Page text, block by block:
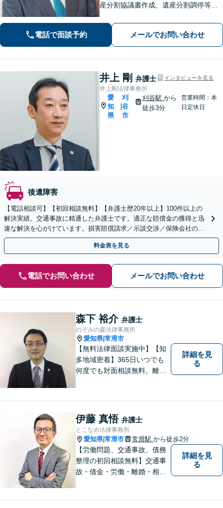
産分割協議書作成、遺産分割調停等を
税理士・社労士がいます】不当解雇・
未払い残業代・就業規則の整備など対
応【当日/夜間/土日対応可】
電話で面談予約 メールでお問い合わせ
井上 剛 弁護士 インタビューを見る
井上剛法律事務所
愛
知
県
刈
谷
市
刈谷駅から
徒歩3分
営業時間：本
日定休日
後遺障害
【電話相談可】【初回相談無料】【弁護士歴20年以上】100件以上の
解決実績。交通事故に精通した弁護士です。適正な賠償金の獲得と迅
速な解決を心がけています。損害賠償請求／示談交渉／保険会社の対
応などに対応【夜間・休日面談可】【刈谷駅3分】
料金表を見る
電話でお問い合わせ メールでお問い合わせ
森下 裕介 弁護士
のぞみの森法律事務所
愛知県|常滑市
【無料法律面談実施中】【知
多地域密着】365日いつでも
何度でも対面相談無料。離
い。
詳細を見
る
伊藤 真悟 弁護士
とこなめ法律事務所
愛知県|常滑市 常滑駅 から徒歩2分
【労働問題、交通事故、債務
整理の初回相談無料】交通事
故・借金・労働・離婚・相続
詳細を見
る